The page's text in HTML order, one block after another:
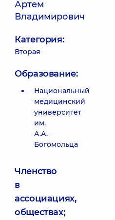
Артем
Владимирович
Категория:
Вторая
Образование:
Национальный
медицинский
университет
им.
А.А.
Богомольца
Членство
в
ассоциациях,
обществах;